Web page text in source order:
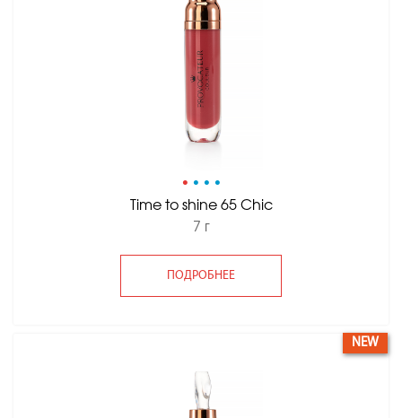
• • • •
Time to shine 65 Chic
7 г
ПОДРОБНЕЕ
NEW